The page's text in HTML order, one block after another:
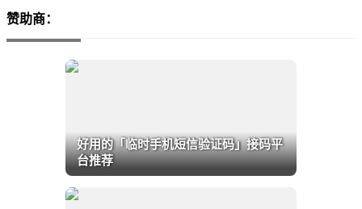
赞助商：
好用的「临时手机短信验证码」接码平
台推荐